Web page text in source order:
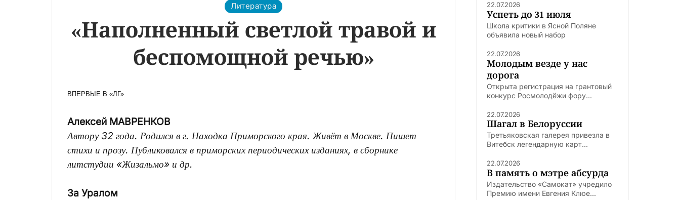
Литература
«Наполненный светлой травой и
беспомощной речью»
ВПЕРВЫЕ В «ЛГ»
Алексей МАВРЕНКОВ
Автору 32 года. Родился в г. Находка Приморского края. Живёт в Москве. Пишет
стихи и прозу. Публиковался в приморских периодических изданиях, в сборнике
литстудии «Жизальмо» и др.
За Уралом
22.07.2026
Успеть до 31 июля
Школа критики в Ясной Поляне
объявила новый набор
22.07.2026
Молодым везде у нас
дорога
Открыта регистрация на грантовый
конкурс Росмолодёжи фору...
22.07.2026
Шагал в Белоруссии
Третьяковская галерея привезла в
Витебск легендарную карт...
22.07.2026
В память о мэтре абсурда
Издательство «Самокат» учредило
Премию имени Евгения Клюе...